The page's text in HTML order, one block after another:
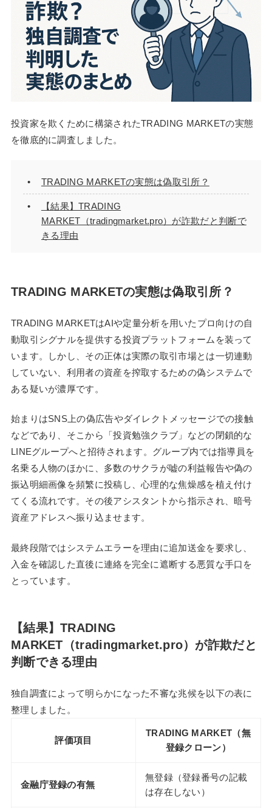
投資家を欺くために構築されたTRADING MARKETの実態
を徹底的に調査しました。
TRADING MARKETの実態は偽取引所？
【結果】TRADING
MARKET（tradingmarket.pro）が詐欺だと判断で
きる理由
TRADING MARKETの実態は偽取引所？
TRADING MARKETはAIや定量分析を用いたプロ向けの自
動取引シグナルを提供する投資プラットフォームを装って
います。しかし、その正体は実際の取引市場とは一切連動
していない、利用者の資産を搾取するための偽システムで
ある疑いが濃厚です。
始まりはSNS上の偽広告やダイレクトメッセージでの接触
などであり、そこから「投資勉強クラブ」などの閉鎖的な
LINEグループへと招待されます。グループ内では指導員を
名乗る人物のほかに、多数のサクラが嘘の利益報告や偽の
振込明細画像を頻繁に投稿し、心理的な焦燥感を植え付け
てくる流れです。その後アシスタントから指示され、暗号
資産アドレスへ振り込ませます。
最終段階ではシステムエラーを理由に追加送金を要求し、
入金を確認した直後に連絡を完全に遮断する悪質な手口を
とっています。
【結果】TRADING
MARKET（tradingmarket.pro）が詐欺だと
判断できる理由
独自調査によって明らかになった不審な兆候を以下の表に
整理しました。
評価項目
TRADING MARKET（無
登録クローン）
金融庁登録の有無
無登録（登録番号の記載
は存在しない）